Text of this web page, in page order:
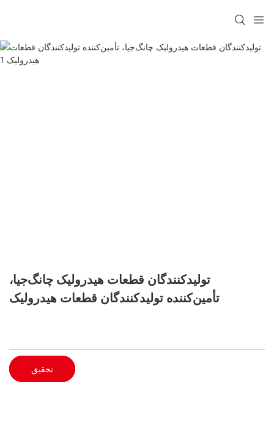
تولیدکنندگان قطعات هیدرولیک چانگ‌جیا،
تأمین‌کننده تولیدکنندگان قطعات هیدرولیک
تحقیق